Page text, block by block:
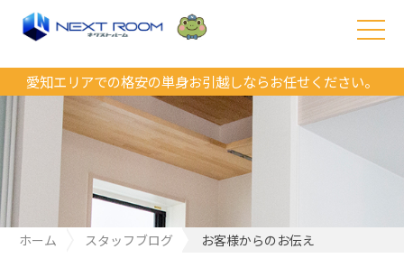
愛知エリアでの格安の単身お引越しならお任せください。
ホーム スタッフブログ お客様からのお伝え